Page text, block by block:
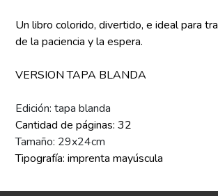
Un libro colorido, divertido, e ideal para
de la paciencia y la espera.
VERSION TAPA BLANDA
Edición: tapa blanda
Cantidad de páginas: 32
Tamaño: 29x24cm
Tipografía: imprenta mayúscula